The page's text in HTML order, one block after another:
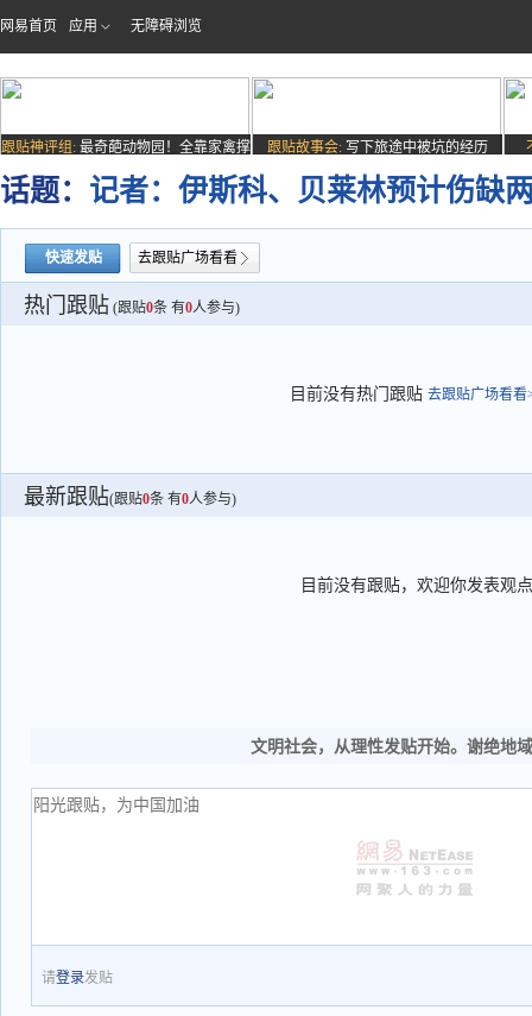
网易首页 应用 无障碍浏览
跟贴神评组: 最奇葩动物园！全靠家禽撑
场子
跟贴故事会: 写下旅途中被坑的经历
话题： 记者：伊斯科、贝莱林预计伤缺
快速发贴 去跟贴广场看看
热门跟贴 (跟贴0条 有0人参与)
目前没有热门跟贴 去跟贴广场看看
最新跟贴(跟贴0条 有0人参与)
目前没有跟贴，欢迎你发表观点
文明社会，从理性发贴开始。谢绝地
请登录发贴